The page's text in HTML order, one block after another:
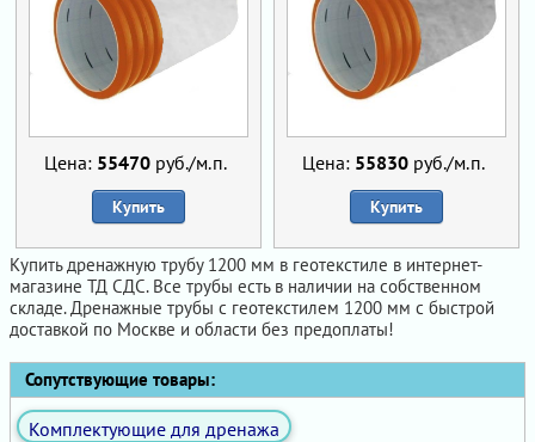
Цена: 55470 руб./м.п.
Купить
Цена: 55830 руб./м.п.
Купить
Купить дренажную трубу 1200 мм в геотекстиле в интернет-
магазине ТД СДС. Все трубы есть в наличии на собственном
складе. Дренажные трубы с геотекстилем 1200 мм с быстрой
доставкой по Москве и области без предоплаты!
Сопутствующие товары:
Комплектующие для дренажа